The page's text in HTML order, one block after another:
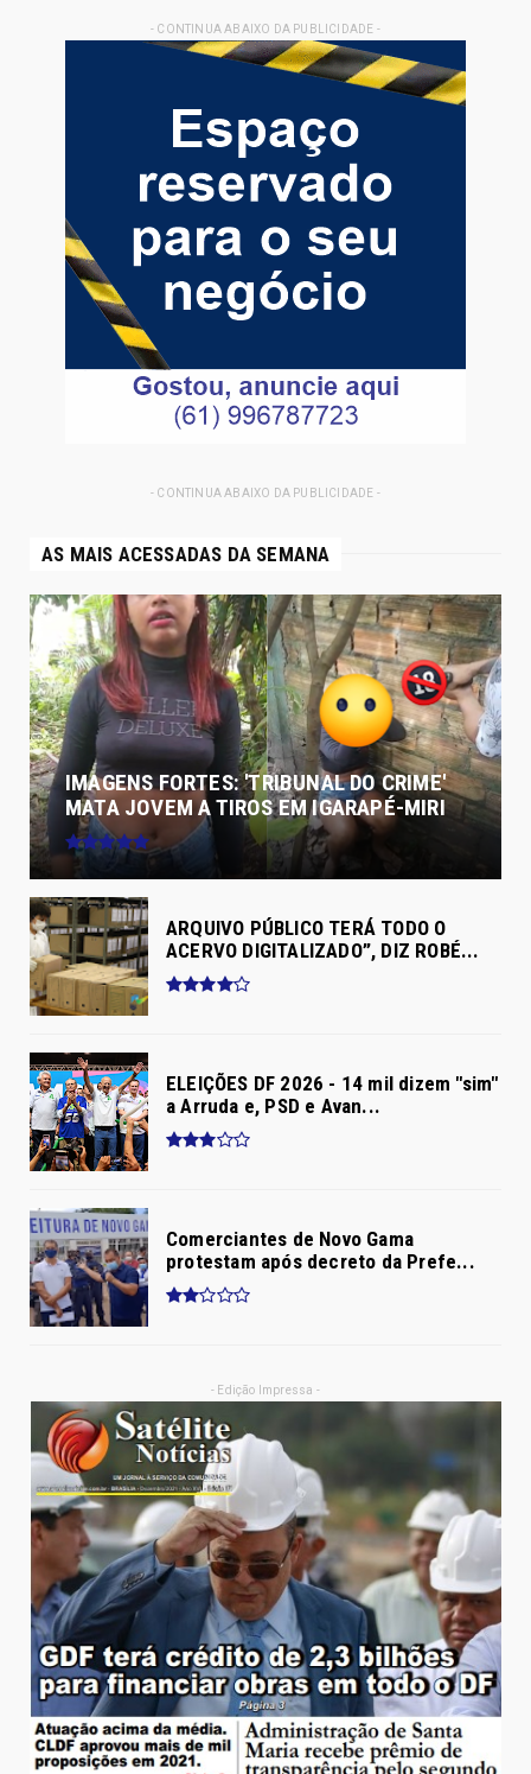
- CONTINUA ABAIXO DA PUBLICIDADE -
- CONTINUA ABAIXO DA PUBLICIDADE -
AS MAIS ACESSADAS DA SEMANA
IMAGENS FORTES: 'TRIBUNAL DO CRIME'
MATA JOVEM A TIROS EM IGARAPÉ-MIRI
ARQUIVO PÚBLICO TERÁ TODO O
ACERVO DIGITALIZADO”, DIZ ROBÉ...
ELEIÇÕES DF 2026 - 14 mil dizem "sim"
a Arruda e, PSD e Avan...
Comerciantes de Novo Gama
protestam após decreto da Prefe...
- Edição Impressa -